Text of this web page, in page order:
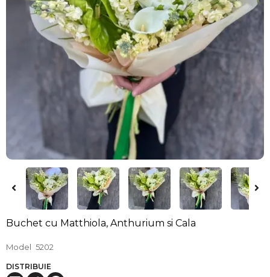
Buchet cu Matthiola, Anthurium si Cala
Model 5202
DISTRIBUIE